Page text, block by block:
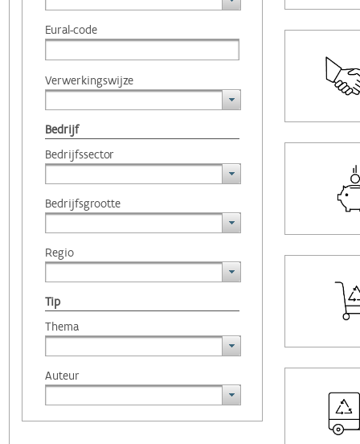
Eural-code
Verwerkingswijze
Bedrijf
Bedrijfssector
Bedrijfsgrootte
Regio
Tip
Thema
Auteur